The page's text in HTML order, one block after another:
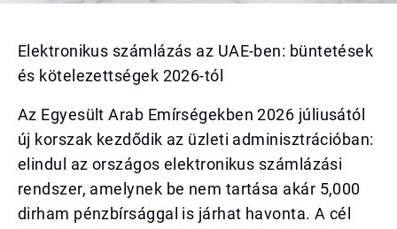
Elektronikus számlázás az UAE-ben: büntetések
és kötelezettségek 2026-tól
Az Egyesült Arab Emírségekben 2026 júliusától
új korszak kezdődik az üzleti adminisztrációban:
elindul az országos elektronikus számlázási
rendszer, amelynek be nem tartása akár 5,000
dirham pénzbírsággal is járhat havonta. A cél